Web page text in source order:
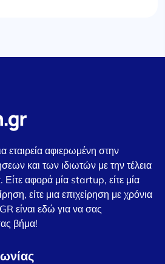
εταιρεία αφιερωμένη στην
και των ιδιωτών με την τέλεια
Είτε αφορά μία startup, είτε μία
είτε μια επιχείρηση με χρόνια
είναι εδώ για να σας
βήμα!